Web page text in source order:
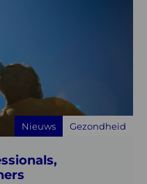
Nieuws Gezondheid